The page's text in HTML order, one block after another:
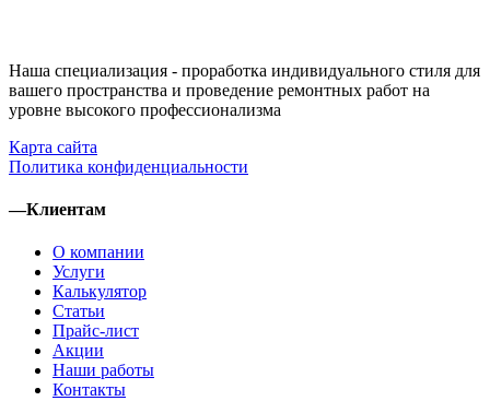
Наша специализация - проработка индивидуального стиля для
вашего пространства и проведение ремонтных работ на
уровне высокого профессионализма
Карта сайта
Политика конфиденциальности
—Клиентам
О компании
Услуги
Калькулятор
Статьи
Прайс-лист
Акции
Наши работы
Контакты